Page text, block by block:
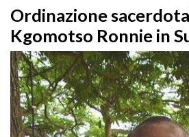
Ordinazione
Kgomotso Ronnie in